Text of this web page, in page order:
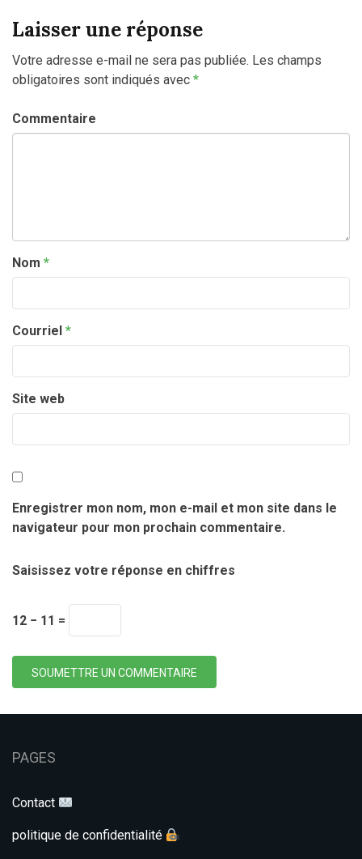
Laisser une réponse
Votre adresse e-mail ne sera pas publiée. Les champs
obligatoires sont indiqués avec *
Commentaire
Nom *
Courriel *
Site web
Enregistrer mon nom, mon e-mail et mon site dans le
navigateur pour mon prochain commentaire.
Saisissez votre réponse en chiffres
12 − 11 =
SOUMETTRE UN COMMENTAIRE
PAGES
Contact
politique de confidentialité